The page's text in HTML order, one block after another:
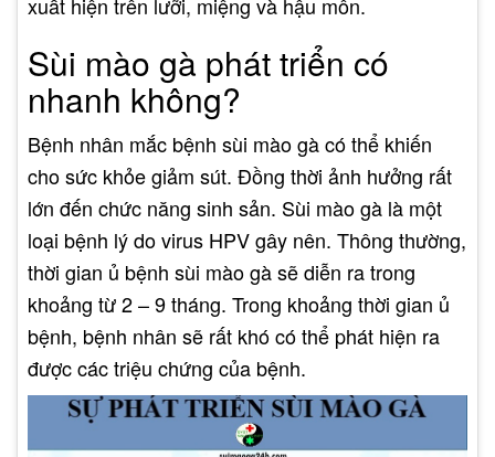
Sùi mào gà phát triển có
nhanh không?
Bệnh nhân mắc bệnh sùi mào gà có thể khiến
cho sức khỏe giảm sút. Đồng thời ảnh hưởng rất
lớn đến chức năng sinh sản. Sùi mào gà là một
loại bệnh lý do virus HPV gây nên. Thông thường,
thời gian ủ bệnh sùi mào gà sẽ diễn ra trong
khoảng từ 2 – 9 tháng. Trong khoảng thời gian ủ
bệnh, bệnh nhân sẽ rất khó có thể phát hiện ra
được các triệu chứng của bệnh.